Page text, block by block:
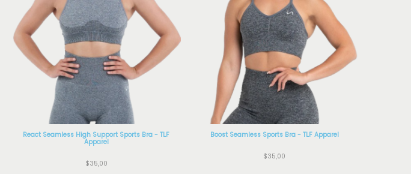
React Seamless High Support Sports Bra - TLF
Apparel
$35,00
Boost Seamless Sports Bra - TLF Apparel
$35,00